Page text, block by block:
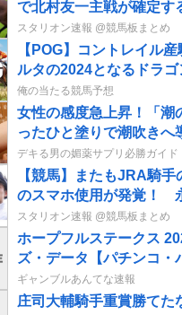
で北村友一主戦が確定す
スタリオン速報 @競馬板まとめ
【POG】コントレイル
ルタの2024となるドラ
情報
俺の当たる競馬予想
女性の感度急上昇！「潮
ったひと塗りで潮吹きへ
ムだ！
デキる男の媚薬サプリ必勝ガイド
【競馬】またもJRA騎
のスマホ使用が発覚！
勝太が8日から騎乗停止に
スタリオン速報 @競馬板まとめ
ホープフルステークス
ズ・データ【パチンコ・
ギャンブルあんてな速報
庄司大輔騎手重賞勝て